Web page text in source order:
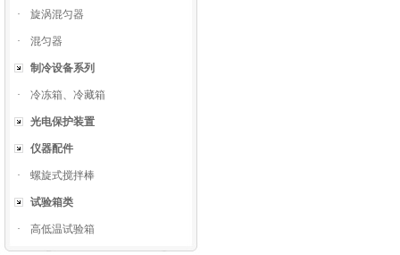
· 旋涡混匀器
· 混匀器
制冷设备系列
· 冷冻箱、冷藏箱
光电保护装置
仪器配件
· 螺旋式搅拌棒
试验箱类
· 高低温试验箱